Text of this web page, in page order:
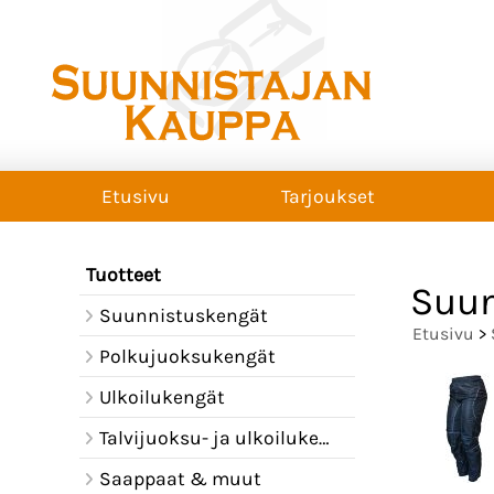
Etusivu Tarjoukset
Tuotteet
Suunnistuskengät
Polkujuoksukengät
Ulkoilukengät
Talvijuoksu- ja ulkoilukengät
Saappaat & muut
Etusivu >